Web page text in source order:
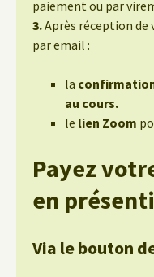
paiement ou par
3.Après réception de
par email :
la
au cours.
le lien Zoom
Payez
en
Via le bouton